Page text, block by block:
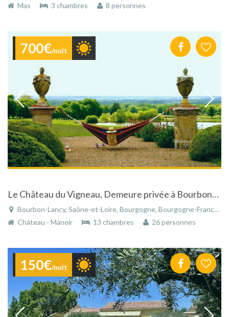
Mas
3 chambres 8 personnes
700€/nuit
Le Château du Vigneau, Demeure privée à Bourbon-Lancy
Bourbon-Lancy, Saône-et-Loire, Bourgogne, Bourgogne-Franche-Comté, France
Château - Manoir
13 chambres 26 personnes
150€/nuit